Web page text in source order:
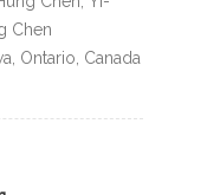
Chen
Ontario, Canada